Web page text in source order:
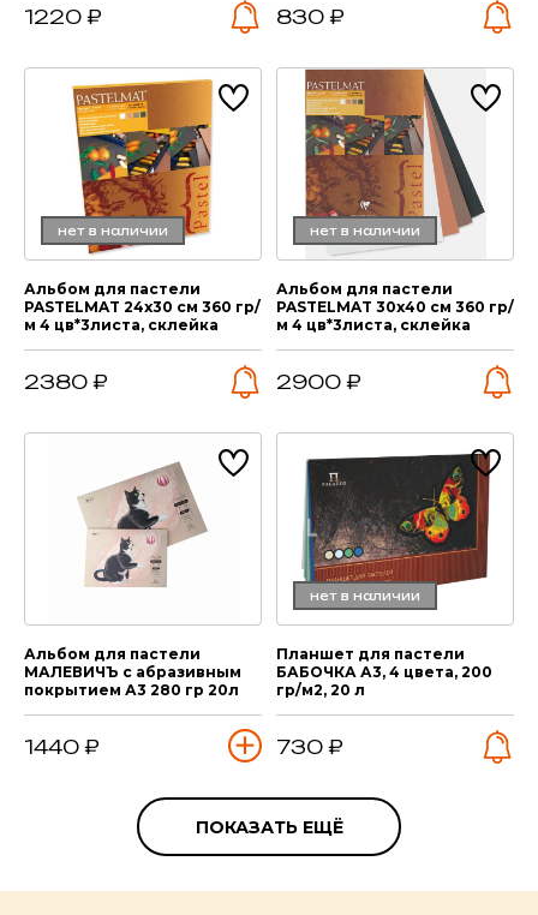
1220 ₽ 830 ₽
нет в наличии
Альбом для пастели
PASTELMAT 24х30 см 360 гр/
м 4 цв*3листа, склейка
2380 ₽
нет в наличии
Альбом для пастели
PASTELMAT 30х40 см 360 гр/
м 4 цв*3листа, склейка
2900 ₽
Альбом для пастели
МАЛЕВИЧЪ с абразивным
покрытием А3 280 гр 20л
1440 ₽
нет в наличии
Планшет для пастели
БАБОЧКА А3, 4 цвета, 200
гр/м2, 20 л
730 ₽
ПОКАЗАТЬ ЕЩЁ